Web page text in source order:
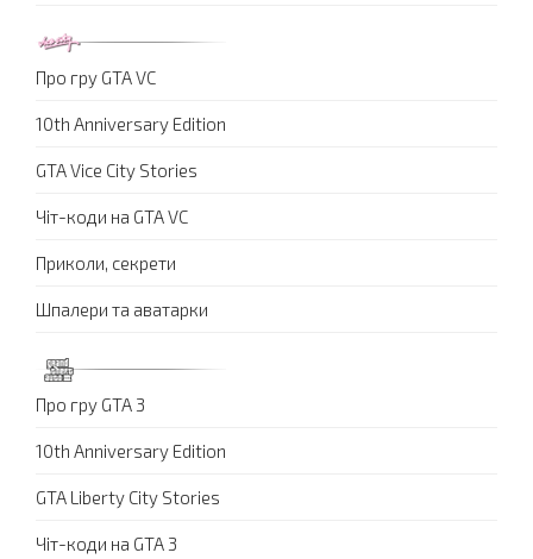
Про гру GTA VC
10th Anniversary Edition
GTA Vice City Stories
Чіт-коди на GTA VC
Приколи, секрети
Шпалери та аватарки
Про гру GTA 3
10th Anniversary Edition
GTA Liberty City Stories
Чіт-коди на GTA 3